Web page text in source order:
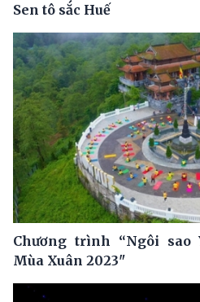
Sen tô sắc Huế
Chương trình “Ngôi sao
Mùa Xuân 2023"